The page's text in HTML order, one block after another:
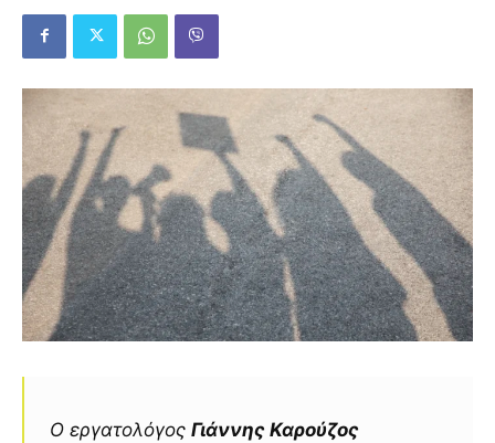
Ο εργατολόγος Γιάννης Καρούζος